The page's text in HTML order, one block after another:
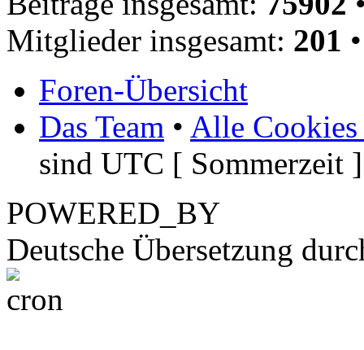
Mitglieder insgesamt: 201
Foren-Übersicht
Das Team • Alle Cookies
sind UTC [ Sommerzeit ]
POWERED_BY
Deutsche Übersetzung